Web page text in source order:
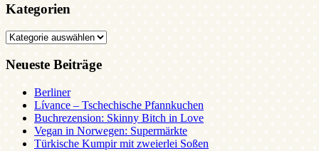
Kategorien
Kategorien
Neueste Beiträge
Berliner
Lívance – Tschechische Pfannkuchen
Buchrezension: Skinny Bitch in Love
Vegan in Norwegen: Supermärkte
Türkische Kumpir mit zweierlei Soßen